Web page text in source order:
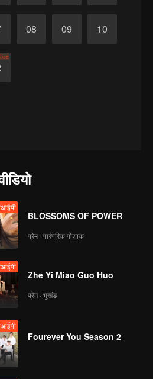
08 09 10
BLOSSOMS OF POWER
प्रेम · पारंपरिक पोशाक
Zhe Yi Miao Guo Huo
प्रेम · भूखंड
Fourever You Season 2